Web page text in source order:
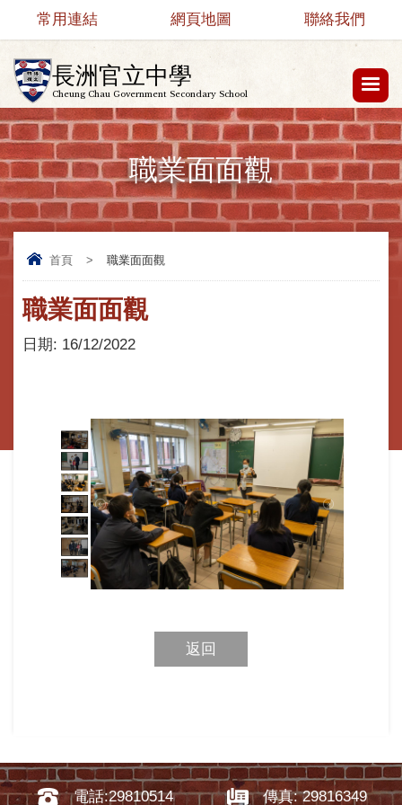
長洲官立中學
Cheung Chau Government Secondary School
常用連結 網頁地圖 聯絡我們
職業面面觀
首頁 > 職業面面觀
職業面面觀
日期: 16/12/2022
返回
電話:29810514 傳真: 29816349